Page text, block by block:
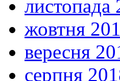
листопада
жовтня
вересня
серпня